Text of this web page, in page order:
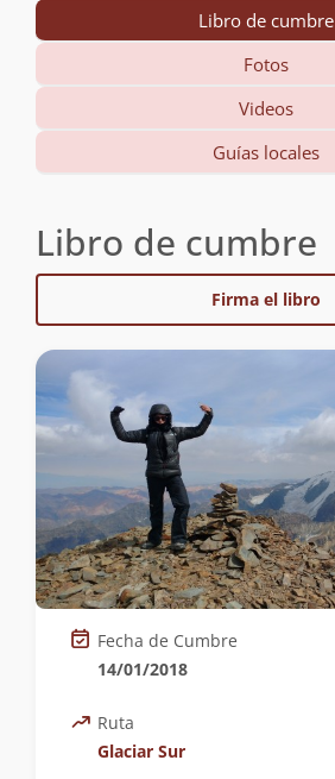
Libro de cumbre
Fotos
Videos
Guías locales
Libro de cumbre
Firma el libro
Fecha de Cumbre
14/01/2018
Ruta
Glaciar Sur